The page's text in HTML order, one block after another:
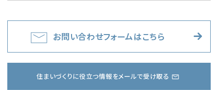
お問い合わせフォームはこちら
住まいづくりに役立つ情報をメールで受け取る